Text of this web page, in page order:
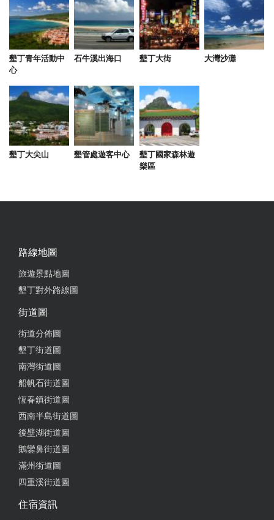
行李的旅客使用。房間陽台看出去即是綠油油的草地
還有放牧的牛群，很美。 旅店老闆、老闆娘和小老闆
很熱心，推薦許多景點、咖啡店和餐廳都跟自己行前
找好要去的地方一樣，連夜市攤也會誠心推薦。 推薦
給想來墾丁的大家參考。
2024-07-26 21:12:46
地點方便出門就是墾丁大街，旁邊就是7-11。房間乾
淨，也不會聽到大街吵鬧。老闆跟老闆娘都很親切。
很乾淨，很舒服。 老板人很好。
時候需要老闆先墊付，老闆也是義不容辭的先墊了。
還幫助取蛋糕。 很感受到老闆真誠對待來客的人 十
分推薦，一定伯推薦朋友來這家
不管服務還是地點都非常的好！ 這次跟家人一起去墾
丁，卻遇到颱風影響，原本預訂的旅店臨時打電話希
望我們取消訂房，並全額退款給我們，但因為已經到
好旅店」，幸好運氣好有四人的空房。在這住了三天
墾丁青年活動中
心
石牛溪出海口 墾丁大街 大灣沙灘
墾丁大尖山 墾管處遊客中心
墾丁國家森林遊
樂區
路線地圖
旅遊景點地圖
墾丁對外路線圖
街道圖
街道分佈圖
墾丁街道圖
南灣街道圖
船帆石街道圖
恆春鎮街道圖
西南半島街道圖
後壁湖街道圖
鵝鑾鼻街道圖
滿州街道圖
四重溪街道圖
住宿資訊